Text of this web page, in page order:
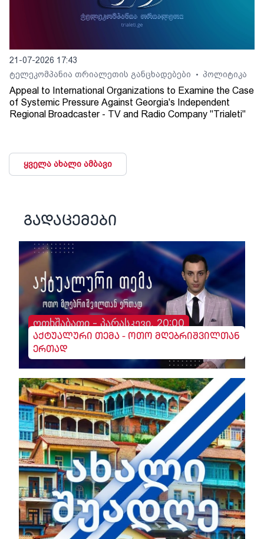
21-07-2026 17:43
ტელეკომპანია თრიალეთის განცხადებები
• პოლიტიკა
Appeal to International Organizations to Examine the Case
of Systemic Pressure Against Georgia's Independent
Regional Broadcaster - TV and Radio Company "Trialeti"
ყველა ახალი ამბავი
გადაცემები
ოთხშაბათი - პარასკევი, 20:00
აქტუალური თემა - ოთო მღებრიშვილთან
ერთად